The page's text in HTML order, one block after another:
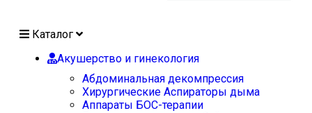
Каталог
Акушерство и гинекология
Абдоминальная декомпрессия
Хирургические Аспираторы дыма
Аппараты БОС-терапии